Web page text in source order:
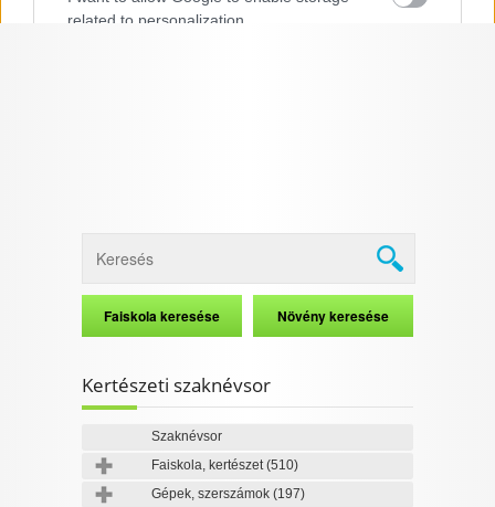
related to personalization.
Data Deletion Privacy Policy
Kertészeti szaknévsor
Szaknévsor
Faiskola, kertészet(510)
Gépek, szerszámok (197)